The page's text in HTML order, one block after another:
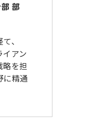
部
、
アン
略を担
に精通